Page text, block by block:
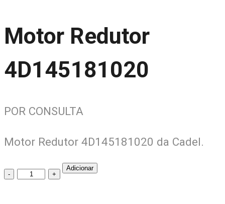
Motor Redutor
4D145181020
POR CONSULTA
Motor Redutor 4D145181020 da Cadel.
Motor
Adicionar